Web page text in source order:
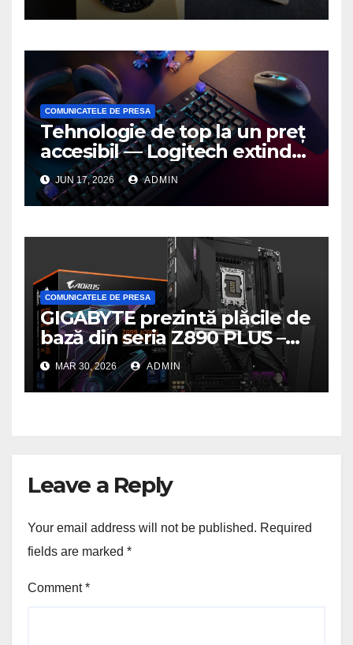
COMUNICATELE DE PRESA
Tehnologie de top la un preț
accesibil — Logitech extinde
seria G3 cu un nou mouse și
o nouă tastatură pentru
gaming pe PC
JUN 17, 2026 ADMIN
COMUNICATELE DE PRESA
GIGABYTE prezintă plăcile de
bază din seria Z890 PLUS –
performanță de ultimă
generație la un nou nivel
MAR 30, 2026 ADMIN
Leave a Reply
Your email address will not be published. Required
fields are marked *
Comment*